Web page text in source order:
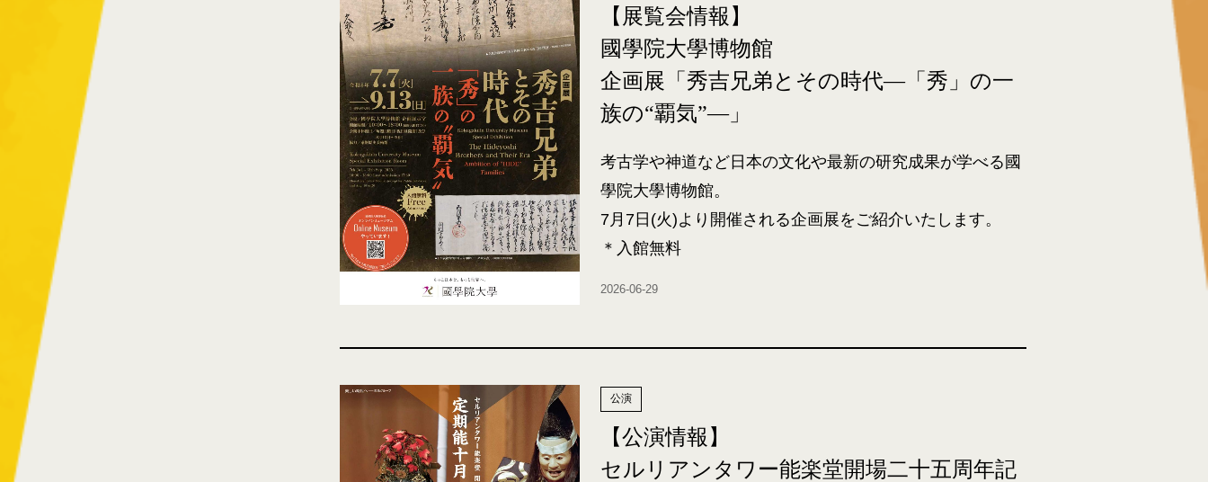
【展覧会情報】
國學院大學博物館
企画展「秀吉兄弟とその時代―「秀」の一
族の“覇気”―」
考古学や神道など日本の文化や最新の研究成果が学べる國
學院大學博物館。
7月7日(火)より開催される企画展をご紹介いたします。
＊入館無料
2026-06-29
公演
【公演情報】
セルリアンタワー能楽堂開場二十五周年記